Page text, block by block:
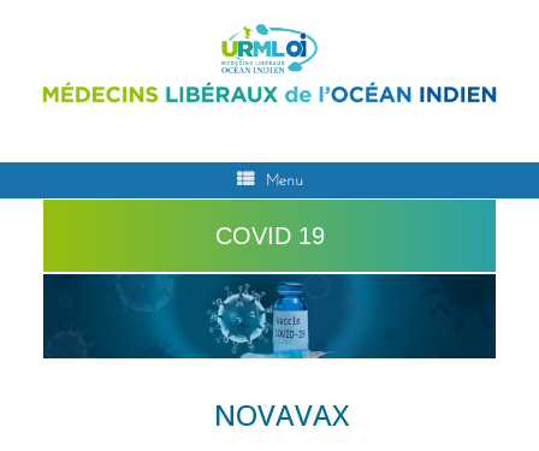
Menu
COVID 19
NOVAVAX